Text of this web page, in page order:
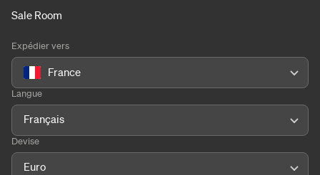
Sale Room
Expédier vers
France
Langue
Français
Devise
Euro